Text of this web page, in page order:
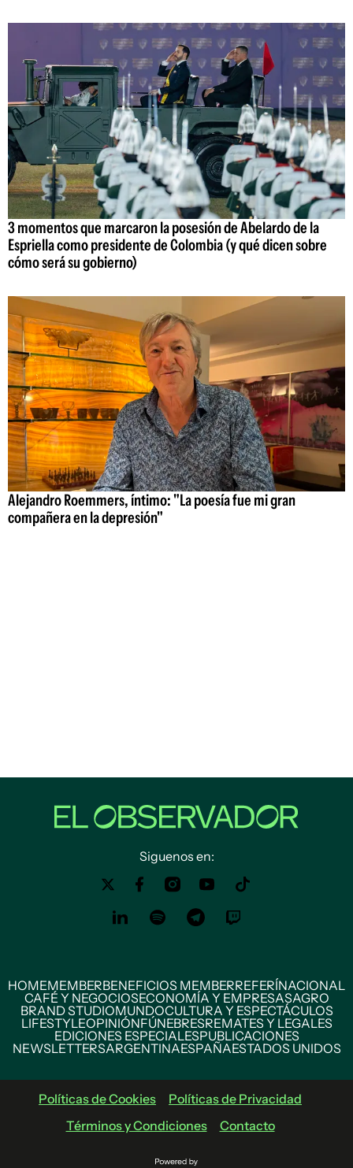
3 momentos que marcaron la posesión de Abelardo de la
Espriella como presidente de Colombia (y qué dicen sobre
cómo será su gobierno)
Alejandro Roemmers, íntimo: "La poesía fue mi gran
compañera en la depresión"
Siguenos en:
HOMEMEMBERBENEFICIOS MEMBERREFERÍNACIONAL
CAFÉ Y NEGOCIOSECONOMÍA Y EMPRESASAGRO
BRAND STUDIOMUNDOCULTURA Y ESPECTÁCULOS
LIFESTYLEOPINIÓNFÚNEBRESREMATES Y LEGALES
EDICIONES ESPECIALESPUBLICACIONES
NEWSLETTERSARGENTINAESPAÑAESTADOS UNIDOS
Políticas de Cookies
Políticas de Privacidad
Términos y Condiciones
Contacto